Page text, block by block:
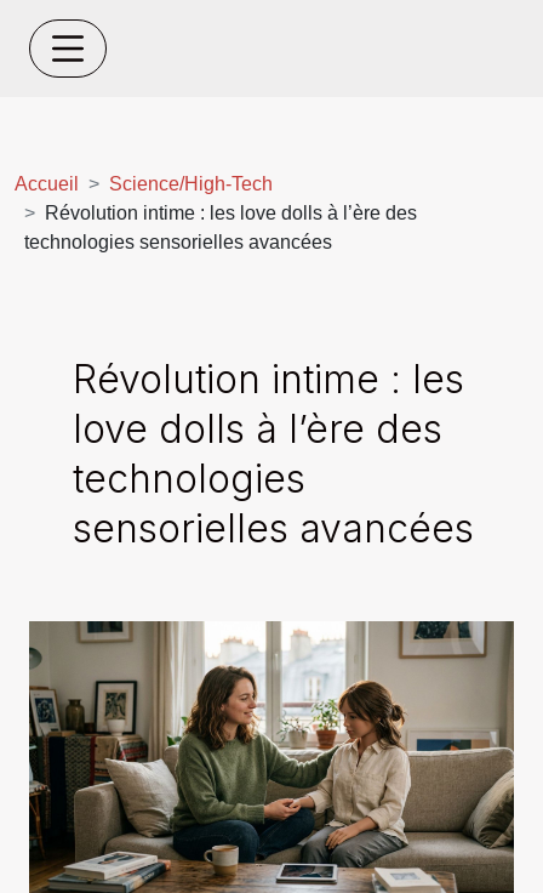
Accueil
Science/High-Tech
Révolution intime : les love dolls à l’ère des
technologies sensorielles avancées
Révolution intime : les
love dolls à l’ère des
technologies
sensorielles avancées